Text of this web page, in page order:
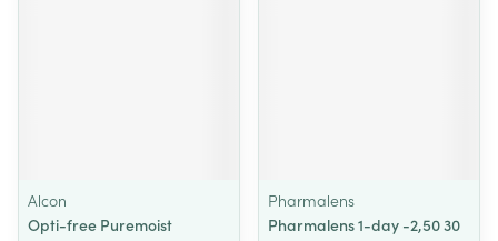
Alcon
Opti-free Puremoist
Pharmalens
Pharmalens 1-day -2,50 30